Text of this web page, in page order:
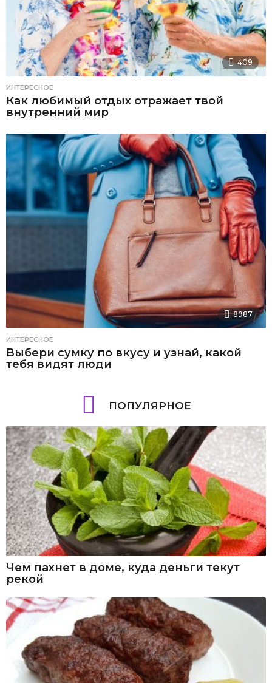
409
ИНТЕРЕСНОЕ
Как любимый отдых отражает твой
внутренний мир
8987
ИНТЕРЕСНОЕ
Выбери сумку по вкусу и узнай, какой
тебя видят люди
ПОПУЛЯРНОЕ
Чем пахнет в доме, куда деньги текут
рекой